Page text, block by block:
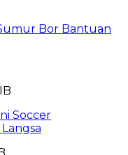
Bor Bantuan
Soccer